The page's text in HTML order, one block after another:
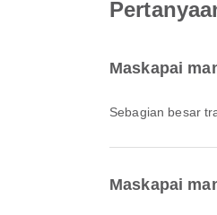
Maskapai
Sebagian besar
Maskapai